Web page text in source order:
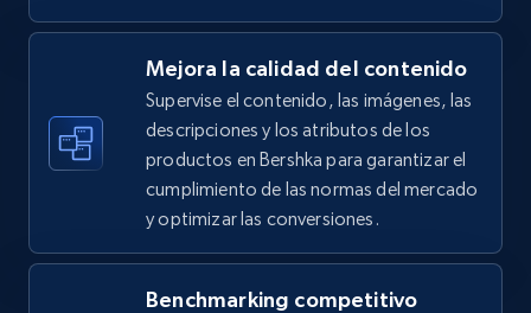
Amazon sellers info
Seller id, URL, Seller name, Description, Detailed
info, Stars, Feedbacks, Return policy, and more.
Mejora la calidad del contenido
Supervise el contenido, las imágenes, las
descripciones y los atributos de los
productos en Bershka para garantizar el
cumplimiento de las normas del mercado
y optimizar las conversiones.
Benchmarking competitivo